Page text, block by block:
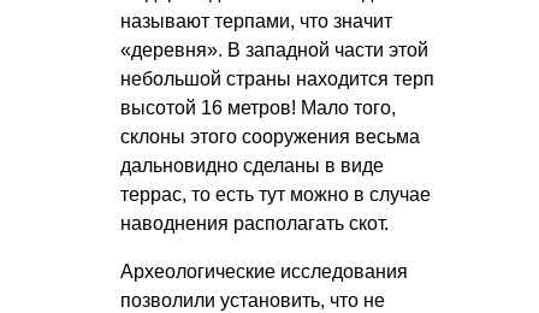
называют терпами, что значит
«деревня». В западной части этой
небольшой страны находится терп
высотой 16 метров! Мало того,
склоны этого сооружения весьма
дальновидно сделаны в виде
террас, то есть тут можно в случае
наводнения располагать скот.
Археологические исследования
позволили установить, что не